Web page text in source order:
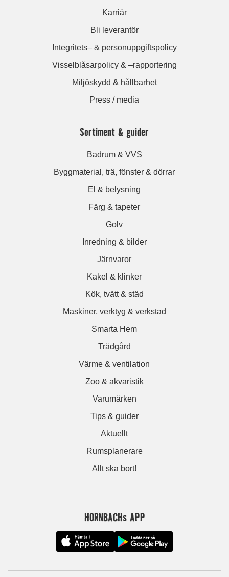
Karriär
Bli leverantör
Integritets– & personuppgiftspolicy
Visselblåsarpolicy & –rapportering
Miljöskydd & hållbarhet
Press / media
Sortiment & guider
Badrum & VVS
Byggmaterial, trä, fönster & dörrar
El & belysning
Färg & tapeter
Golv
Inredning & bilder
Järnvaror
Kakel & klinker
Kök, tvätt & städ
Maskiner, verktyg & verkstad
Smarta Hem
Trädgård
Värme & ventilation
Zoo & akvaristik
Varumärken
Tips & guider
Aktuellt
Rumsplanerare
Allt ska bort!
HORNBACHs APP